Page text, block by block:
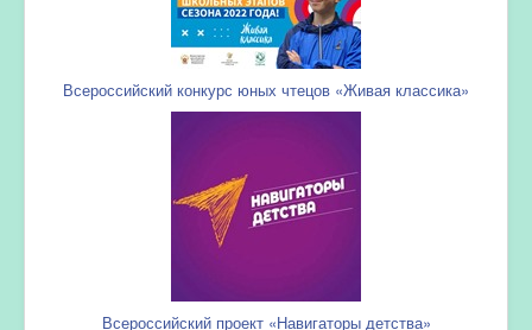
Всероссийский конкурс юных чтецов «Живая классика»
Всероссийский проект «Навигаторы детства»